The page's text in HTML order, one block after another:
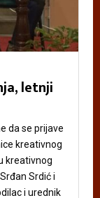
letnji
da se prijave
kreativnog
kreativnog
Srdić i
i urednik